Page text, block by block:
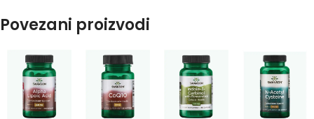
Povezani proizvodi